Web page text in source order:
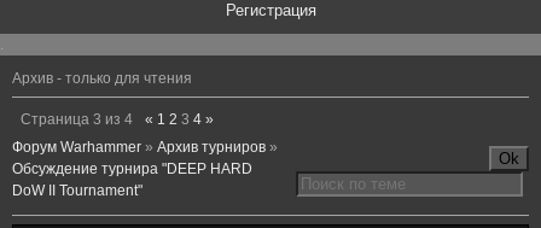
Регистрация
.
Архив - только для чтения
Страница 3 из 4 « 1 2 3 4 »
Форум Warhammer » Архив турниров »
Обсуждение турнира "DEEP HARD
DoW II Tournament"